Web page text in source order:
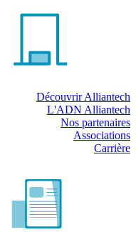
Découvrir Alliantech
L'ADN Alliantech
Nos partenaires
Associations
Carrière